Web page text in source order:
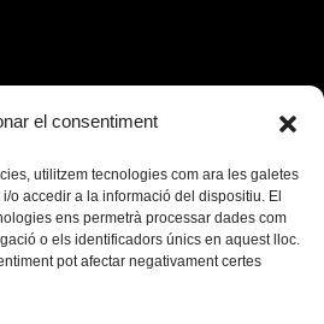
el consentiment
utilitzem tecnologies com ara les galetes
o accedir a la informació del dispositiu. El
ens permetrà processar dades com
o els identificadors únics en aquest lloc.
pot afectar negativament certes